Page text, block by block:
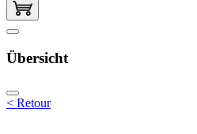
Übersicht
< Retour